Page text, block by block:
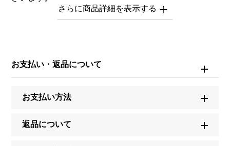
ベゼル12～1時に打痕がございます。
※詳細はお問い合わせください。
品ID
W222380
お支払い・返品について
お支払い方法
返品について